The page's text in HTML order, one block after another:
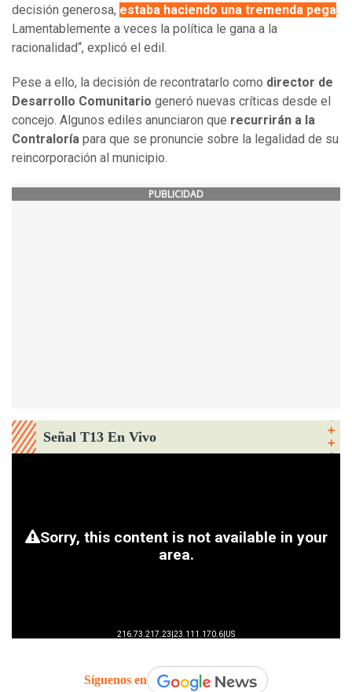
decisión generosa, estaba haciendo una tremenda pega.
Lamentablemente a veces la política le gana a la
racionalidad“, explicó el edil.
Pese a ello, la decisión de recontratarlo como director de
Desarrollo Comunitario generó nuevas críticas desde el
concejo. Algunos ediles anunciaron que recurrirán a la
Contraloría para que se pronuncie sobre la legalidad de su
reincorporación al municipio.
PUBLICIDAD
Señal T13 En Vivo
Síguenos en